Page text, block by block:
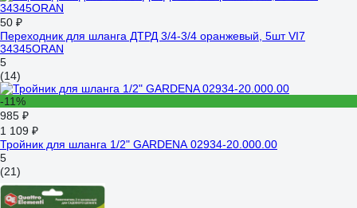
50 ₽
Переходник для шланга ДТРД 3/4-3/4 оранжевый, 5шт VI7
34345ORAN
5
(14)
-11%
985 ₽
1 109 ₽
Тройник для шланга 1/2" GARDENA 02934-20.000.00
5
(21)